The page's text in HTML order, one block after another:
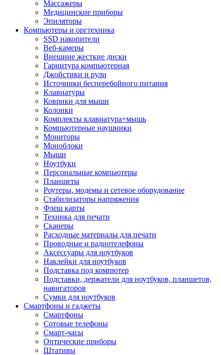
Массажеры
Медицинские приборы
Эпиляторы
Компьютеры и оргтехника
SSD накопители
Веб-камеры
Внешние жесткие диски
Гарнитура компьютерная
Джойстики и рули
Источники бесперебойного питания
Клавиатуры
Коврики для мыши
Колонки
Комплекты клавиатура+мышь
Компьютерные наушники
Мониторы
Моноблоки
Мыши
Ноутбуки
Персональные компьютеры
Планшеты
Роутеры, модемы и сетевое оборудование
Стабилизаторы напряжения
Флеш карты
Техника для печати
Сканеры
Расходные материалы для печати
Проводные и радиотелефоны
Аксессуары для ноутбуков
Наклейки для ноутбуков
Подставка под компютер
Подставки, держатели для ноутбуков, планшетов,
навигаторов
Сумки для ноутбуков
Смартфоны и гаджеты
Смартфоны
Сотовые телефоны
Смарт-часы
Оптические приборы
Штативы